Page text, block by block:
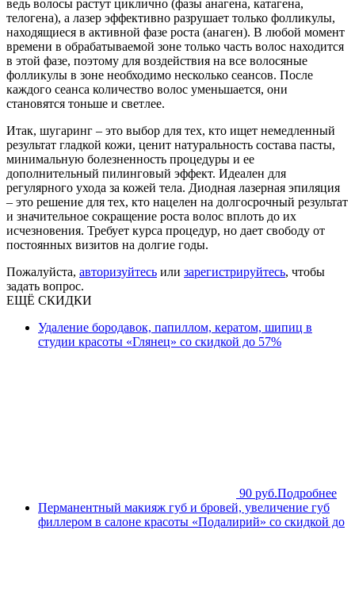
ведь волосы растут циклично (фазы анагена, катагена,
телогена), а лазер эффективно разрушает только фолликулы,
находящиеся в активной фазе роста (анаген). В любой момент
времени в обрабатываемой зоне только часть волос находится
в этой фазе, поэтому для воздействия на все волосяные
фолликулы в зоне необходимо несколько сеансов. После
каждого сеанса количество волос уменьшается, они
становятся тоньше и светлее.
Итак, шугаринг – это выбор для тех, кто ищет немедленный
результат гладкой кожи, ценит натуральность состава пасты,
минимальную болезненность процедуры и ее
дополнительный пилинговый эффект. Идеален для
регулярного ухода за кожей тела. Диодная лазерная эпиляция
– это решение для тех, кто нацелен на долгосрочный результат
и значительное сокращение роста волос вплоть до их
исчезновения. Требует курса процедур, но дает свободу от
постоянных визитов на долгие годы.
Пожалуйста, авторизуйтесь или зарегистрируйтесь, чтобы
задать вопрос.
ЕЩЁ СКИДКИ
Удаление бородавок, папиллом, кератом, шипиц в
студии красоты «Глянец» со скидкой до 57%
90 руб.Подробнее
Перманентный макияж губ и бровей, увеличение губ
филлером в салоне красоты «Подалирий» со скидкой до